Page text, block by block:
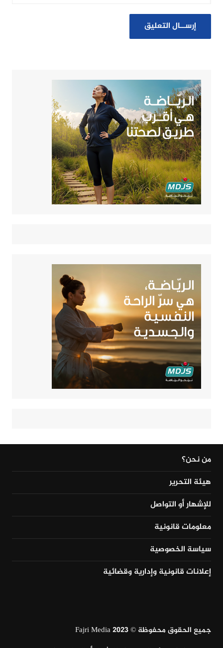
من نحن؟
هيئة التحرير
للإشهار أو التواصل
معلومات قانونية
سياسة الخصوصية
إعلانات قانونية وإدارية وقضائية
جميع الحقوق محفوظة © Fajri Media 2023